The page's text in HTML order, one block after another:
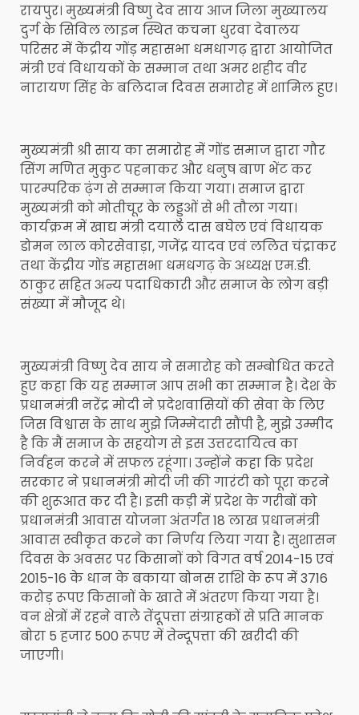
रायपुर। मुख्यमंत्री विष्णु देव साय आज जिला मुख्यालय
दुर्ग के सिविल लाइन स्थित कचना धुरवा देवालय
परिसर में केंद्रीय गोंड़ महासभा धमधागढ़ द्वारा आयोजित
मंत्री एवं विधायकों के सम्मान तथा अमर शहीद वीर
नारायण सिंह के बलिदान दिवस समारोह में शामिल हुए।
मुख्यमंत्री श्री साय का समारोह में गोंड समाज द्वारा गौर
सिंग मणित मुकुट पहनाकर और धनुष बाण भेंट कर
पारम्परिक ढ़ंग से सम्मान किया गया। समाज द्वारा
मुख्यमंत्री को मोतीचूर के लड्डुओं से भी तौला गया।
कार्यक्रम में खाद्य मंत्री दयाल दास बघेल एवं विधायक
डोमन लाल कोरसेवाड़ा, गजेंद्र यादव एवं ललित चंद्राकर
तथा केंद्रीय गोंड महासभा धमधगढ़ के अध्यक्ष एम.डी.
ठाकुर सहित अन्य पदाधिकारी और समाज के लोग बड़ी
संख्या में मौजूद थे।
मुख्यमंत्री विष्णु देव साय ने समारोह को सम्बोधित करते
हुए कहा कि यह सम्मान आप सभी का सम्मान है। देश के
प्रधानमंत्री नरेंद्र मोदी ने प्रदेशवासियों की सेवा के लिए
जिस विश्वास के साथ मुझे जिम्मेदारी सौंपी है, मुझे उम्मीद
है कि मैं समाज के सहयोग से इस उत्तरदायित्व का
निर्वहन करने में सफल रहूंगा। उन्होंने कहा कि प्रदेश
सरकार ने प्रधानमंत्री मोदी जी की गारंटी को पूरा करने
की शुरूआत कर दी है। इसी कड़ी में प्रदेश के गरीबों को
प्रधानमंत्री आवास योजना अंतर्गत 18 लाख प्रधानमंत्री
आवास स्वीकृत करने का निर्णय लिया गया है। सुशासन
दिवस के अवसर पर किसानों को विगत वर्ष 2014-15 एवं
2015-16 के धान के बकाया बोनस राशि के रूप में 3716
करोड़ रूपए किसानों के खाते में अंतरण किया गया है।
वन क्षेत्रों में रहने वाले तेंदूपत्ता संग्राहकों से प्रति मानक
बोरा 5 हजार 500 रूपए में तेन्दूपत्ता की खरीदी की
जाएगी।